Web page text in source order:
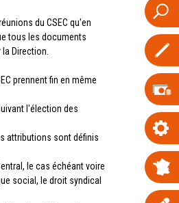
du CSEC qu'en
tous les documents
Direction.
prennent fin en même
l'élection des
attributions sont définis
le cas échéant voire
social, le droit syndical